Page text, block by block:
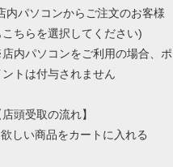
内パソコンからご注文のお客様
こちらを選択してください)
内パソコンをご利用の場合、ポ
ントは付与されません
頭受取の流れ】
しい商品をカートに入れる